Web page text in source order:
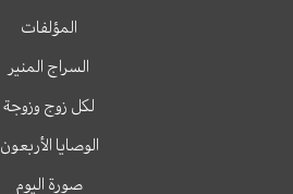
المؤلفات
السراج المنير
لكل زوج وزوجة
الوصايا الأربعون
صورة اليوم